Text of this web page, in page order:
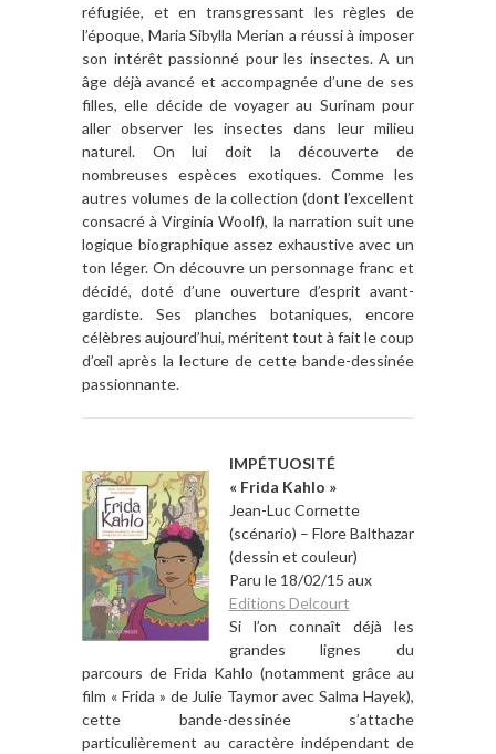
réfugiée, et en transgressant les règles de
l’époque, Maria Sibylla Merian a réussi à imposer
son intérêt passionné pour les insectes. A un
âge déjà avancé et accompagnée d’une de ses
filles, elle décide de voyager au Surinam pour
aller observer les insectes dans leur milieu
naturel. On lui doit la découverte de
nombreuses espèces exotiques. Comme les
autres volumes de la collection (dont l’excellent
consacré à Virginia Woolf), la narration suit une
logique biographique assez exhaustive avec un
ton léger. On découvre un personnage franc et
décidé, doté d’une ouverture d’esprit avant-
gardiste. Ses planches botaniques, encore
célèbres aujourd’hui, méritent tout à fait le coup
d’œil après la lecture de cette bande-dessinée
passionnante.
IMPÉTUOSITÉ
« Frida Kahlo »
Jean-Luc Cornette
(scénario) – Flore Balthazar
(dessin et couleur)
Paru le 18/02/15 aux
Editions Delcourt
Si l’on connaît déjà les
grandes lignes du
parcours de Frida Kahlo (notamment grâce au
film « Frida » de Julie Taymor avec Salma Hayek),
cette bande-dessinée s’attache
particulièrement au caractère indépendant de